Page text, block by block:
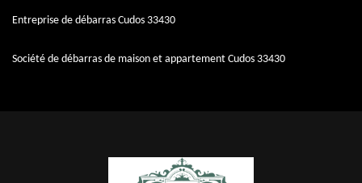
Entreprise de débarras Cudos 33430
Société de débarras de maison et appartement Cudos 33430